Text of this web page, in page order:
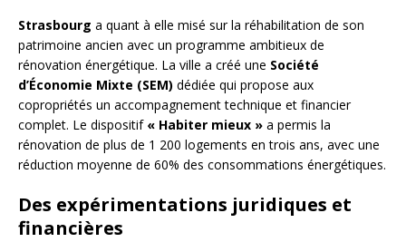
Strasbourg a quant à elle misé sur la réhabilitation de son
patrimoine ancien avec un programme ambitieux de
rénovation énergétique. La ville a créé une Société
d’Économie Mixte (SEM) dédiée qui propose aux
copropriétés un accompagnement technique et financier
complet. Le dispositif « Habiter mieux » a permis la
rénovation de plus de 1 200 logements en trois ans, avec une
réduction moyenne de 60% des consommations énergétiques.
Des expérimentations juridiques et
financières